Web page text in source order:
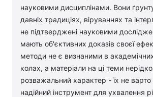
науковими дисциплінами. Вони
давніх традиціях, віруваннях та
не підтверджені науковими
мають об'єктивних доказів своєї
методи не є визнаними в
колах, а матеріали на ці теми
розважальний характер - їх не варто
надійний інструмент для ухвалення